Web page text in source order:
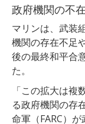
政府機関の不
マリンは、武装
機関の存在不足
後の最終和平合
た。
「この拡大は
る政府機関の存
命軍（FARC）